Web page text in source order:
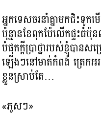
អ្នកទេសចរនាំគ្នាមកជិះទូ
ប៉ុន្មានខែពុកម៉ែលើកផ្ទះ
បំផុតក្តីប្រាថ្នារបស់ខ្ញុំបា
ឡើងៗនៅមាត់កំពង់ ត្រេកអ
ខ្លួនស្រាប់តែ…
«ភូសៗ»